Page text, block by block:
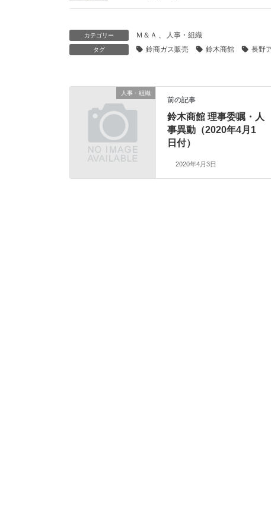
カテゴリー Ｍ＆Ａ 、 人事・組織
タグ 鈴商ガス販売 鈴木商館 長野
人事・組織
前の記事
鈴木商館 理事委嘱・人
事異動（2020年4月1
日付）
2020年4月3日